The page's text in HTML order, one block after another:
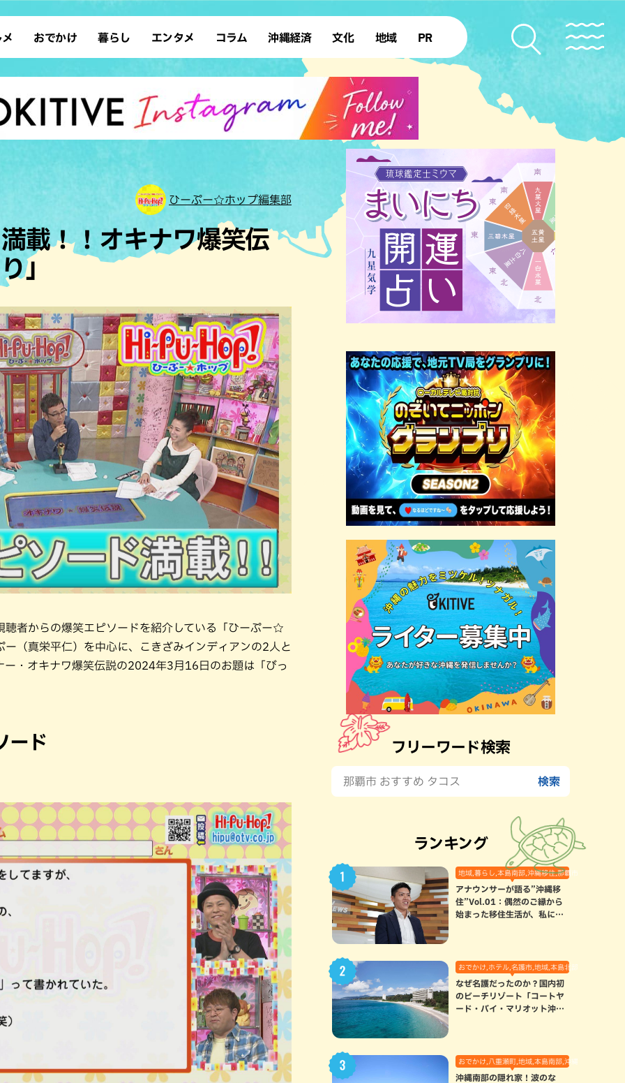
ン 沖縄そば
ウト カフェ
和食・日本料理
アジア・エスニック
イタリアン
フレンチ
・焼肉 焼鳥・串料理
肉料理 居酒屋・バー
イキング
カレー
ガー タコス・タコライス
おでかけ
デート ドライブ
散歩 ソロ活
アート
ホテル
サウナ 公園
沖縄の海
暮らし
レシピ SDGs
ファッション ローカルニュース
沖縄移住 沖縄旧暦行事
エンタメ
スポーツ 占い
タレント・芸人 テレビ
コラム 沖縄経済 文化
復帰50年
地域
本島北部
本島南部 先島諸島
北部離島
PR
ひーぷー☆ホップ編集部
載！！オキナワ爆笑伝
」
聴者からの爆笑エピソードを紹介している「ひーぷー☆
（真栄平仁）を中心に、こきざみインディアンの2人と
・オキナワ爆笑伝説の2024年3月16日のお題は「びっ
ード フリーワード検索
ランキング
地域,暮らし,本島南部,沖縄移住,那覇市
アナウンサーが語る”沖縄移
住”Vol.01：偶然のご縁から
始まった移住生活が、私にと
おでかけ,ホテル,名護市,地域,本島北部
なぜ名護だったのか？国内初
のビーチリゾート「コートヤ
ード・バイ・マリオット沖縄
おでかけ,八重瀬町,地域,本島南部,沖縄の海,自然
沖縄南部の隠れ家！波のな